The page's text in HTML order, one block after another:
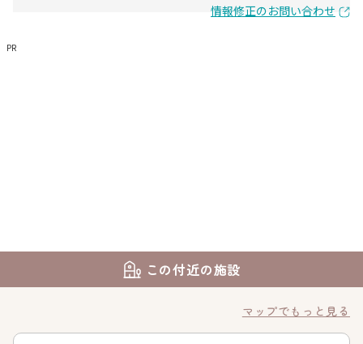
情報修正のお問い合わせ
PR
この付近の施設
マップでもっと見る